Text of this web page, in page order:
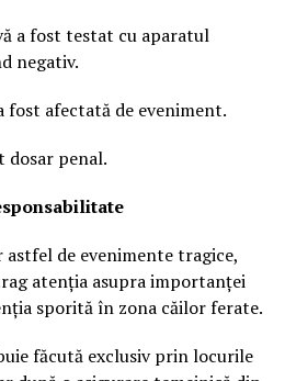
a fost testat cu aparatul
negativ.
fost afectată de eveniment.
penal.
de evenimente tragice,
atenția asupra importanței
sporită în zona căilor ferate.
făcută exclusiv prin locurile